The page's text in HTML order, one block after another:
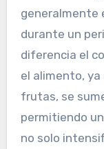
generalmente
durante un
diferencia el
el alimento,
frutas, se
permitiendo
no solo